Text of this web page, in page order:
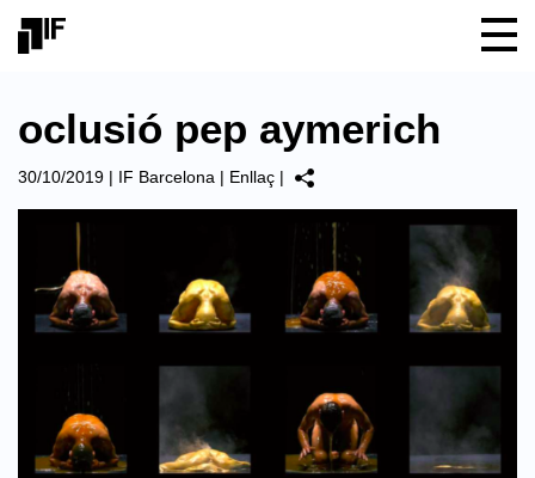
oclusió pep aymerich
30/10/2019 | IF Barcelona | Enllaç |